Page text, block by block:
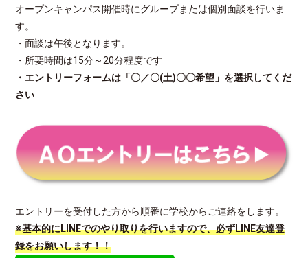
オープンキャンパス開催時にグループまたは個別面談を行いま
す。
・面談は午後となります。
・所要時間は15分～20分程度です
・エントリーフォームは「〇／〇(土)〇〇希望」を選択してくだ
さい
エントリーを受付した方から順番に学校からご連絡をします。
※基本的にLINEでのやり取りを行いますので、必ずLINE友達登
録をお願いします！！